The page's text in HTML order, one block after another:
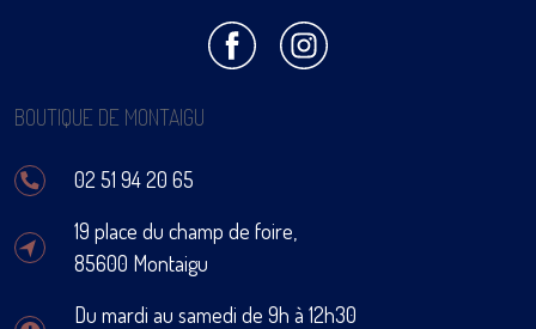
BOUTIQUE DE MONTAIGU
02 51 94 20 65
19 place du champ de foire,
85600 Montaigu
Du mardi au samedi de 9h à 12h30